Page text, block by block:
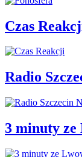
Czas
Radio
3 minuty ze